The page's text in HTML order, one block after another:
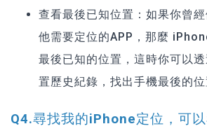
查看最後已知位置：如果你曾
他需要定位的APP，那麼
最後已知的位置，這時你可以
置歷史紀錄，找出手機最後的位
Q4.尋找我的iPhone定位，可